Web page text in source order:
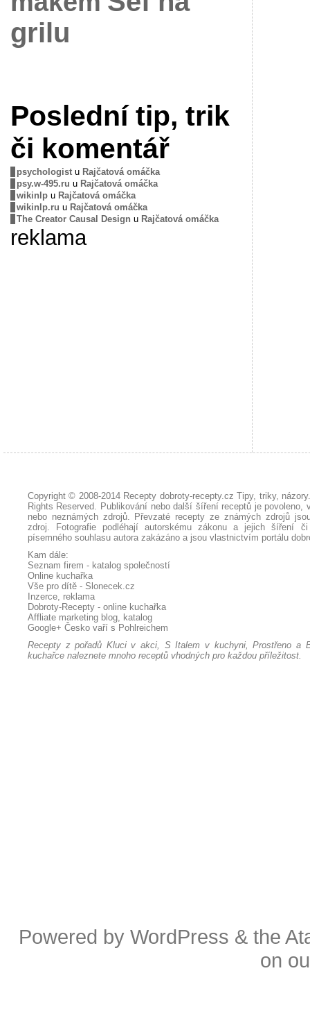
grilu
Poslední tip, trik
či komentář
psychologistu Rajčatová omáčka
psy.w-495.ru u Rajčatová omáčka
wikinlpu Rajčatová omáčka
wikinlp.ru u Rajčatová omáčka
The Creator Causal Design u Rajčatová omáčka
reklama
Copyright © 2008-2014 Recepty dobroty-recepty.cz Tipy, triky,
Rights Reserved. Publikování nebo další šíření receptů je povoleno,
nebo neznámých zdrojů. Převzaté recepty ze známých zdrojů
zdroj. Fotografie podléhají autorskému zákonu a jejich šíření
písemného souhlasu autora zakázáno a jsou vlastnictvím portálu
Kam dále:
Seznam firem - katalog společností
Online kuchařka
Vše pro dítě - Slonecek.cz
Inzerce, reklama
Dobroty-Recepty - online kuchařka
Affliate marketing blog, katalog
Google+ Česko vaří s Pohlreichem
Recepty z pořadů Kluci v akci, S Italem v kuchyni, Prostřeno a
kuchařce naleznete mnoho receptů vhodných pro každou příležitost.
Powered byWordPress & the
on